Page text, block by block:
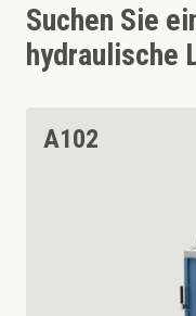
Suchen Sie
hydraulische
A102